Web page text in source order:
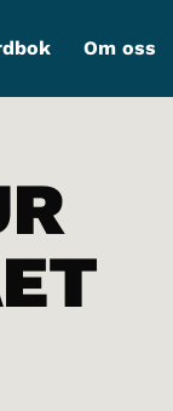
Om oss